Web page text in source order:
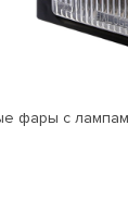
фары с